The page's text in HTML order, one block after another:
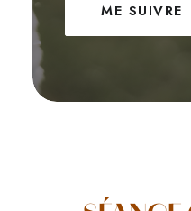
ME SUIVRE